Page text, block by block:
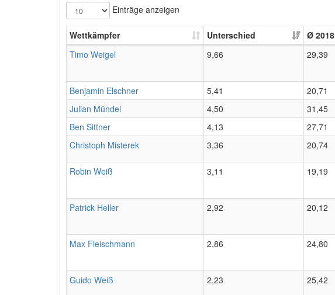
Einträge anzeigen
Wettkämpfer Unterschied Ø 2018
Timo Weigel
9,66 29,39
Benjamin Elschner 5,41 20,71
Julian Mündel 4,50 31,45
Ben Sittner 4,13 27,71
Christoph Misterek 3,36 20,74
Robin Weiß 3,11 19,19
Patrick Heller 2,92 20,12
Max Fleischmann 2,86 24,80
Guido Weiß 2,23 25,42